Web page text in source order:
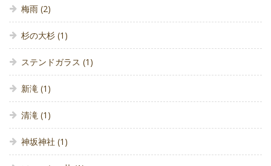
梅雨 (2)
杉の大杉 (1)
ステンドガラス (1)
新滝 (1)
清滝 (1)
神坂神社 (1)